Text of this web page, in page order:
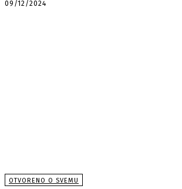
09/12/2024
OTVORENO O SVEMU